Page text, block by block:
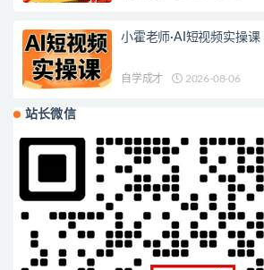
小霍老师·AI短视频实操课
自学成才 2026-08-06
站长微信